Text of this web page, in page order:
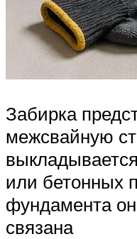
Забирка
межсвайную
или бетонных
фундамента
связана